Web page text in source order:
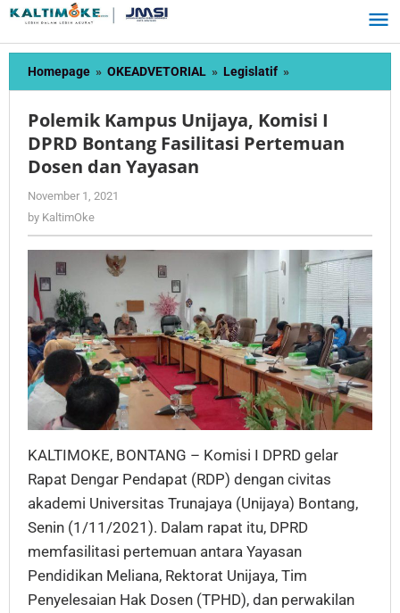
Skip
content
Homepage » OKEADVETORIAL » Legislatif »
Kampus
Komisi
I
Dosen
Yayasan
Polemik Kampus Unijaya, Komisi I
DPRD Bontang Fasilitasi Pertemuan
Dosen dan Yayasan
November 1, 2021
by KaltimOke
KALTIMOKE, BONTANG – Komisi I DPRD gelar
Rapat Dengar Pendapat (RDP) dengan civitas
akademi Universitas Trunajaya (Unijaya) Bontang,
Senin (1/11/2021). Dalam rapat itu, DPRD
memfasilitasi pertemuan antara Yayasan
Pendidikan Meliana, Rektorat Unijaya, Tim
Penyelesaian Hak Dosen (TPHD), dan perwakilan